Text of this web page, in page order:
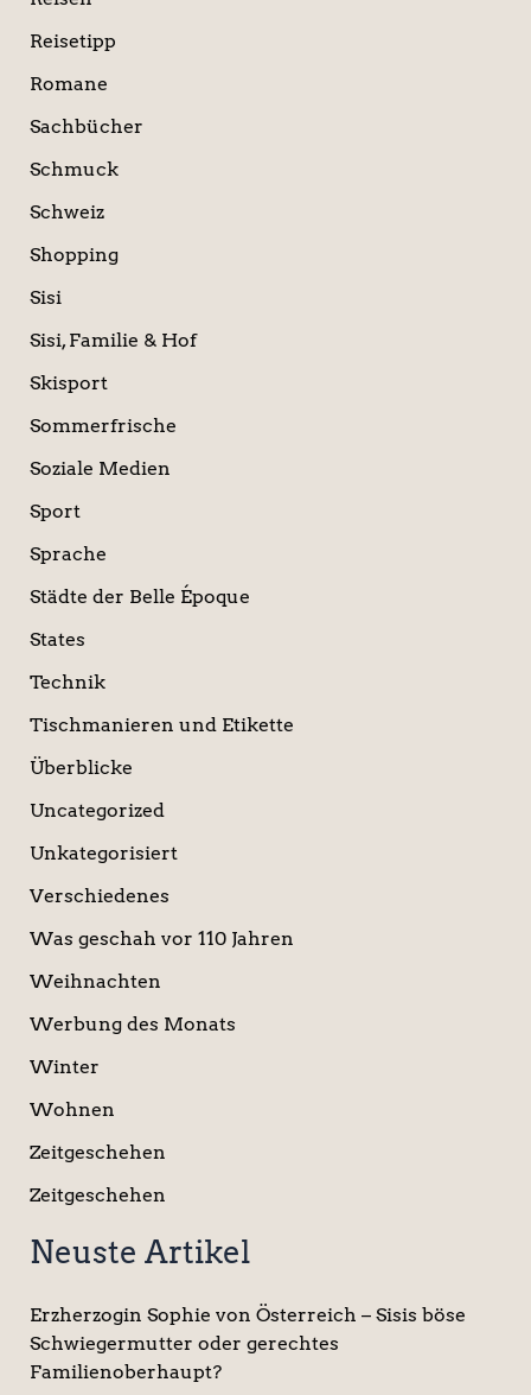
Reisetipp
Romane
Sachbücher
Schmuck
Schweiz
Shopping
Sisi
Sisi, Familie & Hof
Skisport
Sommerfrische
Soziale Medien
Sport
Sprache
Städte der Belle Époque
States
Technik
Tischmanieren und Etikette
Überblicke
Uncategorized
Unkategorisiert
Verschiedenes
Was geschah vor 110 Jahren
Weihnachten
Werbung des Monats
Winter
Wohnen
Zeitgeschehen
Zeitgeschehen
Neuste Artikel
Erzherzogin Sophie von Österreich – Sisis böse
Schwiegermutter oder gerechtes
Familienoberhaupt?